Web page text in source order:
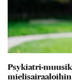
Psykiatri-
mielisairaaloihin